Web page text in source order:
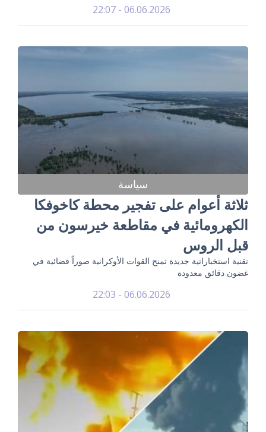
06.06.2026 - 22:07
سياسة
ثلاثة أعوام على تفجير محطة كاخوفكا
الكهرومائية في مقاطعة خيرسون من
قبل الروس
تقنية استخباراتية جديدة تمنح القوات الأوكرانية صوراً فضائية في
غضون دقائق معدودة
06.06.2026 - 22:03